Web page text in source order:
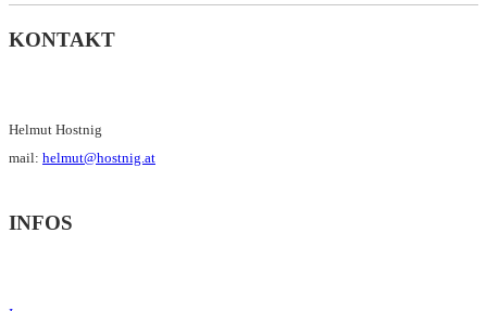
KONTAKT
Helmut Hostnig
mail: helmut@hostnig.at
INFOS